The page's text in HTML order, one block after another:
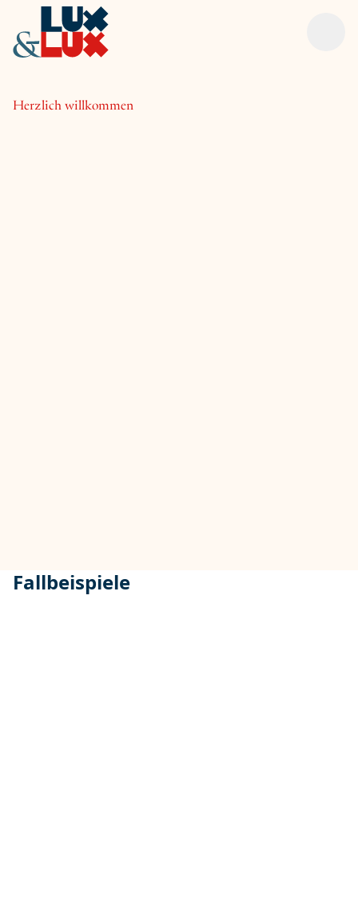
Zum Inhalt springen
Herzlich willkommen
Fallbeispiele